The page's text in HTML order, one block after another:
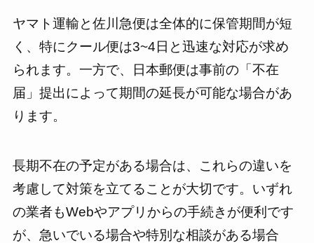
ヤマト運輸と佐川急便は全体的に保管期間が短
く、特にクール便は3~4日と迅速な対応が求め
られます。一方で、日本郵便は事前の「不在
届」提出によって期間の延長が可能な場合があ
ります。
長期不在の予定がある場合は、これらの違いを
考慮して対策を立てることが大切です。いずれ
の業者もWebやアプリからの手続きが便利です
が、急いでいる場合や特別な相談がある場合